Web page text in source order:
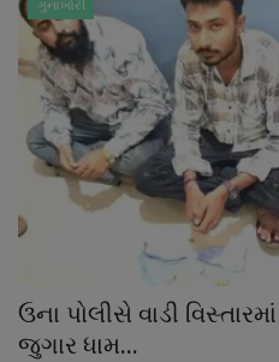
ગુનાખોરી
ઉના પોલીસે વાડી
જુગાર ધામ...